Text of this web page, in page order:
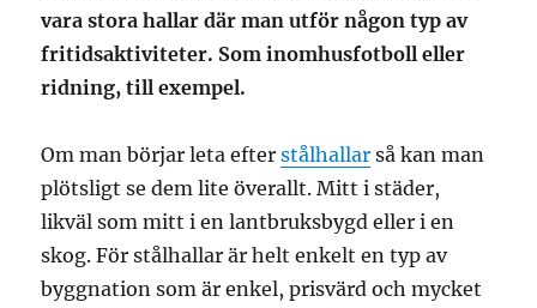
vara stora hallar där man utför någon typ av
fritidsaktiviteter. Som inomhusfotboll eller
ridning, till exempel.
Om man börjar leta efterstålhallar så kan man
plötsligt se dem lite överallt. Mitt i städer,
likväl som mitt i en lantbruksbygd eller i en
skog. För stålhallar är helt enkelt en typ av
byggnation som är enkel, prisvärd och mycket